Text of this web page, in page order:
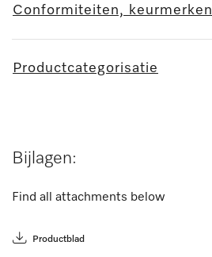
Conformiteiten, keurmerken
Productcategorisatie
Bijlagen:
Find all attachments below
Productblad